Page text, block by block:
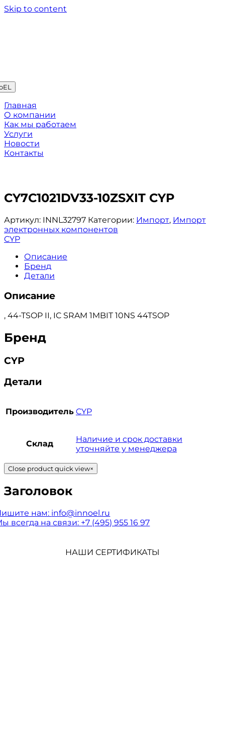
Skip to content
Главная
О компании
Как мы работаем
Услуги
Новости
Контакты
CY7C1021DV33-10ZSXIT CYP
Артикул: INNL32797 Категории: Импорт, Импорт
электронных компонентов
CYP
Описание
Бренд
Детали
Описание
, 44-TSOP II, IC SRAM 1MBIT 10NS 44TSOP
Бренд
CYP
Детали
Производитель CYP
Склад
Наличие и срок доставки
уточняйте у менеджера
Close product quick view×
Заголовок
нам: info@innoel.ru
всегда на связи: +7 (495) 955 16 97
НАШИ СЕРТИФИКАТЫ